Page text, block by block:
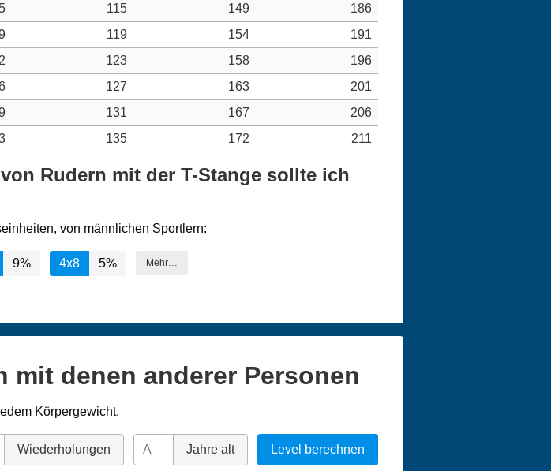
115 149
186
119 154
191
123 158
196
127 163
201
131 167
206
135 172 211
Rudern mit der T-Stange sollte ich
von männlichen Sportlern:
9% 4x8 5% Mehr…
mit denen anderer Personen
Körpergewicht.
Wiederholungen Jahre alt Level berechnen